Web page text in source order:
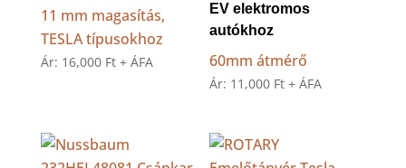
11 mm magasítás,
TESLA típusokhoz
Ár: 16,000 Ft + ÁFA
EV elektromos
autókhoz
60mm átmérő
Ár: 11,000 Ft + ÁFA